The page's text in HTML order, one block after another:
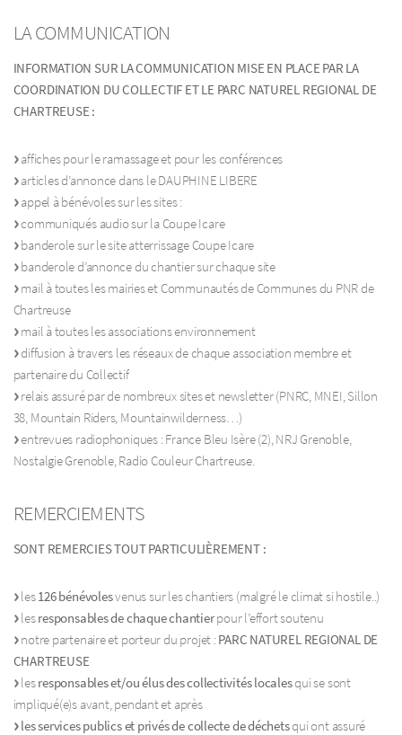
LA COMMUNICATION
INFORMATION SUR LA COMMUNICATION MISE EN PLACE PAR LA
COORDINATION DU COLLECTIF ET LE PARC NATUREL REGIONAL DE
CHARTREUSE :
affiches pour le ramassage et pour les conférences
articles d’annonce dans le DAUPHINE LIBERE
appel à bénévoles sur les sites :
communiqués audio sur la Coupe Icare
banderole sur le site atterrissage Coupe Icare
banderole d’annonce du chantier sur chaque site
mail à toutes les mairies et Communautés de Communes du PNR de
Chartreuse
mail à toutes les associations environnement
diffusion à travers les réseaux de chaque association membre et
partenaire du Collectif
relais assuré par de nombreux sites et newsletter (PNRC, MNEI, Sillon
38, Mountain Riders, Mountainwilderness…)
entrevues radiophoniques : France Bleu Isère (2), NRJ Grenoble,
Nostalgie Grenoble, Radio Couleur Chartreuse.
REMERCIEMENTS
SONT REMERCIES TOUT PARTICULIÈREMENT :
les126 bénévolesvenus sur les chantiers (malgré le climat si hostile..)
lesresponsables de chaque chantierpour l’effort soutenu
notre partenaire et porteur du projet : PARC NATUREL REGIONAL DE
CHARTREUSE
lesresponsables et/ou élus des collectivités localesqui se sont
impliqué(e)s avant, pendant et après
les services publics et privés de collecte de déchetsqui ont assuré